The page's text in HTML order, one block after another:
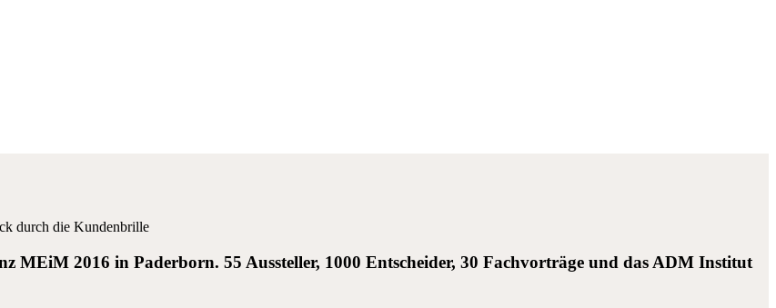
durch die Kundenbrille
MEiM 2016 in Paderborn. 55 Aussteller, 1000 Entscheider, 30 Fachvorträge und das ADM Institut